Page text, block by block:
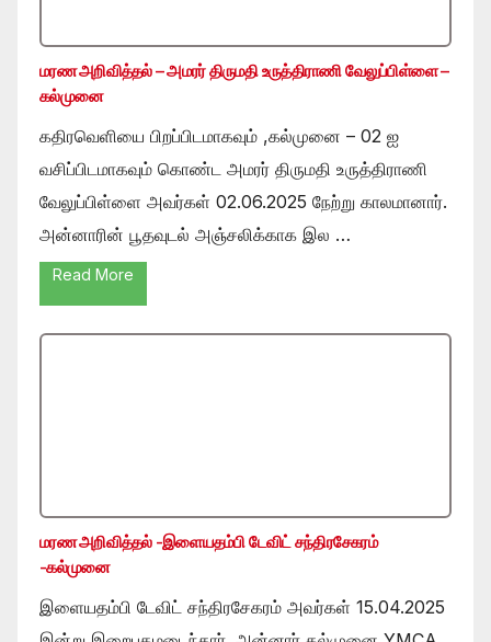
மரண அறிவித்தல் – அமரர் திருமதி உருத்திராணி வேலுப்பிள்ளை –
கல்முனை
கதிரவெளியை பிறப்பிடமாகவும் ,கல்முனை – 02 ஐ
வசிப்பிடமாகவும் கொண்ட அமரர் திருமதி உருத்திராணி
வேலுப்பிள்ளை அவர்கள் 02.06.2025 நேற்று காலமானார்.
அன்னாரின் பூதவுடல் அஞ்சலிக்காக இல …
Read More
மரண அறிவித்தல் -இளையதம்பி டேவிட் சந்திரசேகரம்
-கல்முனை
இளையதம்பி டேவிட் சந்திரசேகரம் அவர்கள் 15.04.2025